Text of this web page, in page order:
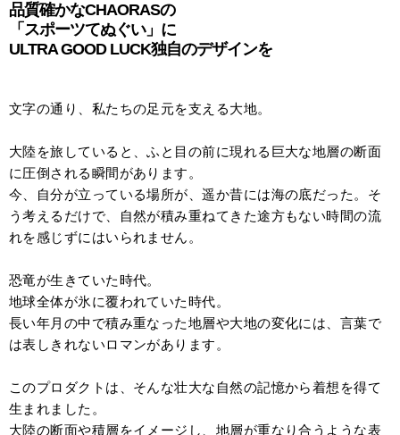
品質確かなCHAORASの
「スポーツてぬぐい」に
ULTRA GOOD LUCK独自のデザインを
文字の通り、私たちの足元を支える大地。
大陸を旅していると、ふと目の前に現れる巨大な地層の断面
に圧倒される瞬間があります。
今、自分が立っている場所が、遥か昔には海の底だった。そ
う考えるだけで、自然が積み重ねてきた途方もない時間の流
れを感じずにはいられません。
恐竜が生きていた時代。
地球全体が氷に覆われていた時代。
長い年月の中で積み重なった地層や大地の変化には、言葉で
は表しきれないロマンがあります。
このプロダクトは、そんな壮大な自然の記憶から着想を得て
生まれました。
大陸の断面や積層をイメージし、地層が重なり合うような表